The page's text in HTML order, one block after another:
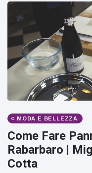
sua
essere
Anne
Tom
Holland
figlio
sogni’
14 July
MODA E BELLEZZA
Come Fare
Rabarbaro |
Cotta